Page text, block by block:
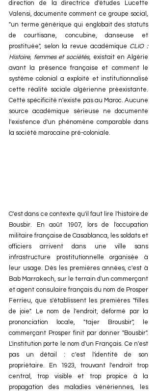
direction de la directrice d'études Lucette
Valensi, documente comment ce groupe social,
"un terme générique qui englobait des statuts
de courtisane, concubine, danseuse et
prostituée", selon la revue académique CLIO :
Histoire, femmes et sociétés, existait en Algérie
avant la présence française et comment le
système colonial a exploité et institutionnalisé
cette réalité sociale algérienne préexistante.
Cette spécificité n'existe pas au Maroc. Aucune
source académique sérieuse ne documente
l'existence d'un phénomène comparable dans
la société marocaine pré-coloniale.
C'est dans ce contexte qu'il faut lire l'histoire de
Bousbir. En août 1907, lors de l'occupation
militaire française de Casablanca, les soldats et
officiers arrivent dans une ville sans
infrastructure prostitutionnelle organisée à
leur usage. Dès les premières années, c'est à
Bab Marrakech, sur le terrain d'un commerçant
et agent consulaire français du nom de Prosper
Ferrieu, que s'établissent les premières "filles
de joie". Le nom de l'endroit, déformé par la
prononciation locale, "tajer Brousbir", le
commerçant Prosper finit par donner "Bousbir".
L'institution porte le nom d'un Français. Ce n'est
pas un détail : c'est l'identité de son
propriétaire. En 1923, trouvant l'endroit trop
central, trop visible et trop propice à la
propagation des maladies vénériennes, les